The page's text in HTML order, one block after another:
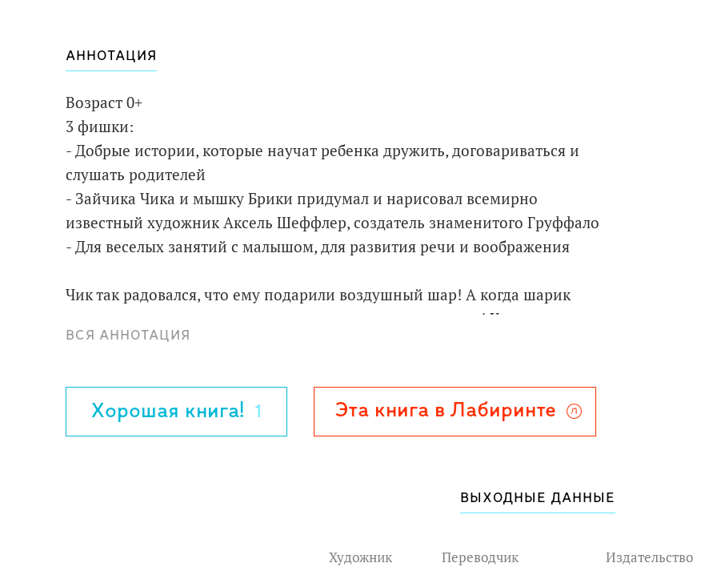
АННОТАЦИЯ
Возраст 0+
3 фишки:
- Добрые истории, которые научат ребенка дружить, договариваться и
слушать родителей
- Зайчика Чика и мышку Брики придумал и нарисовал всемирно
известный художник Аксель Шеффлер, создатель знаменитого Груффало
- Для веселых занятий с малышом, для развития речи и воображения
Чик так радовался, что ему подарили воздушный шар! А когда шарик
лопнул, горько расплакался и никак не мог остановиться! Хорошо, что
находчивая Брики придумала, как утешить друга.
Чудесная история для всех, кто любит воздушные шарики и мыльные
пузыри. Чик и Брики ссорятся и мирятся, играют и попадают в разные
истории. Совсем как настоящие малыши!
Чтение новой книги станет веселым приключением для детей в возрасте
самому - веселые картинки и простой слог книги подойдут для первого
ВСЯ АННОТАЦИЯ
Хорошая книга! 1 Эта книга в Лабиринте
ВЫХОДНЫЕ ДАННЫЕ
Художник Переводчик Издательство